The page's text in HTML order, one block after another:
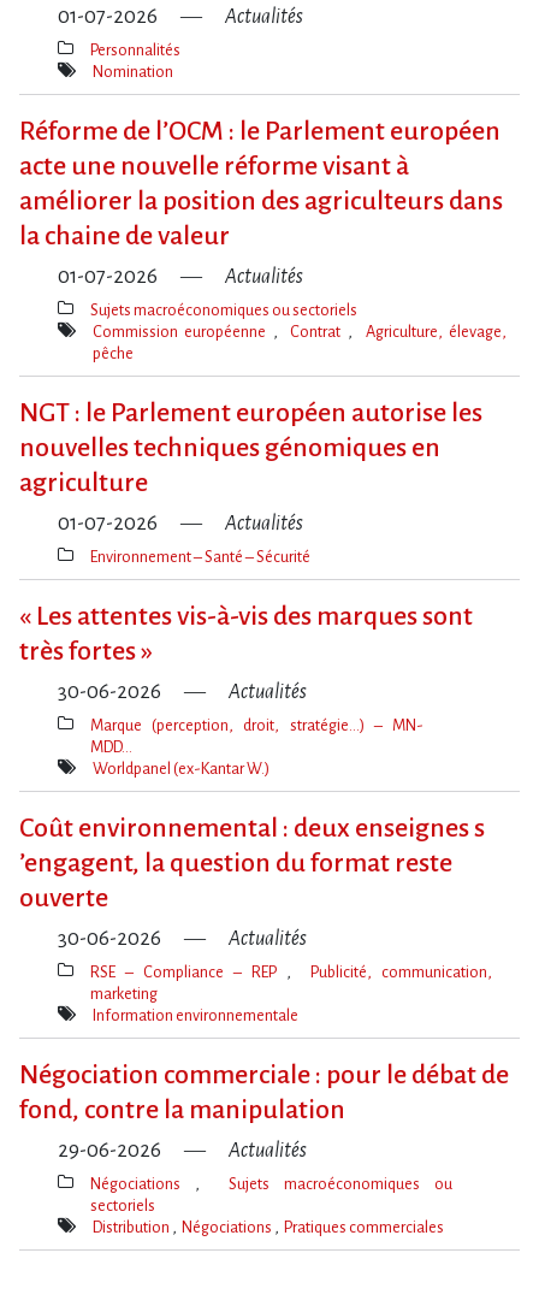
01-07-2026 Actualités
Thèmes(s)
Personnalités
Mot(s)-
Nomination
Réforme de l​‌’OCM : le Parlement européen
acte une nouvelle réforme visant à
améliorer la position des agriculteurs dans
la chaine de valeur
01-07-2026 Actualités
Thèmes(s)
Sujets macroéconomiques ou sectoriels
Mot(s)-
Commission européenne Contrat
Agriculture, élevage,
pêche
NGT : le Parlement européen autorise les
nouvelles techniques génomiques en
agriculture
01-07-2026 Actualités
Thèmes(s)
Environnement – Santé – Sécurité
« Les attentes vis-à-vis des marques sont
très fortes »
30-06-2026 Actualités
Thèmes(s)
Marque (perception, droit, stratégie…) – MN-
MDD…
Mot(s)-
Worldpanel (ex-Kantar W.)
Coût environnemental : deux enseignes s​
‌’engagent, la question du format reste
ouverte
30-06-2026 Actualités
Thèmes(s)
RSE – Compliance – REP
Publicité, communication,
marketing
Mot(s)-
Information environnementale
Négociation commerciale : pour le débat de
fond, contre la manipulation
29-06-2026 Actualités
Thèmes(s)
Négociations
Sujets macroéconomiques ou
sectoriels
Mot(s)-
Distribution Négociations Pratiques commerciales